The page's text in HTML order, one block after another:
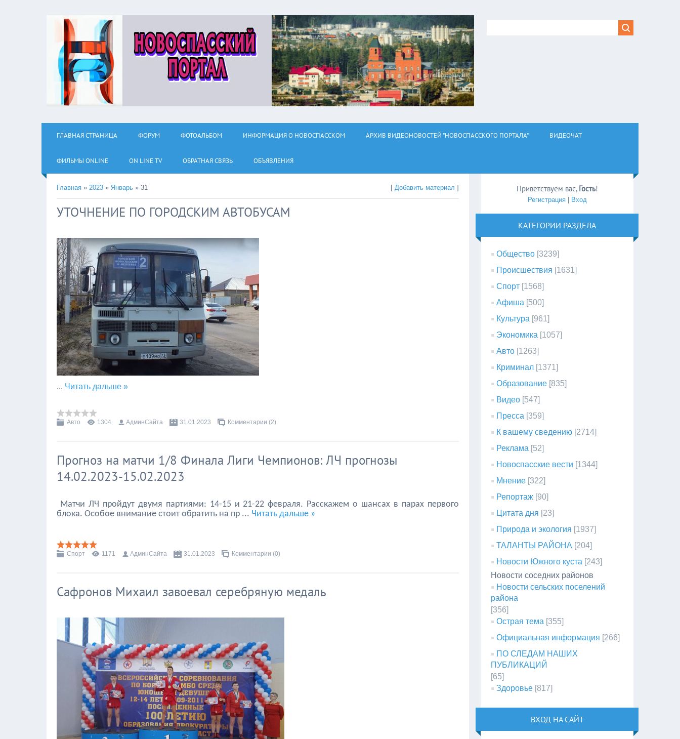
ГЛАВНАЯ СТРАНИЦА ФОРУМ ФОТОАЛЬБОМ ИНФОРМАЦИЯ О НОВОСПАССКОМ АРХИВ ВИДЕОНОВОСТЕЙ "НОВОСПАССКОГО ПОРТАЛА" ВИДЕОЧАТ
ФИЛЬМЫ ОNLINE ON LINE TV ОБРАТНАЯ СВЯЗЬ ОБЪЯВЛЕНИЯ
Главная » 2023 » Январь » 31 [Добавить материал ]
УТОЧНЕНИЕ ПО ГОРОДСКИМ АВТОБУСАМ
... Читать дальше »
Авто 1304 АдминСайта 31.01.2023 Комментарии (2)
Прогноз на матчи 1/8 Финала Лиги Чемпионов: ЛЧ прогнозы
14.02.2023-15.02.2023
Матчи ЛЧ пройдут двумя партиями: 14-15 и 21-22 февраля. Расскажем о шансах в парах первого
блока. Особое внимание стоит обратить на пр ... Читать дальше »
Спорт 1171 АдминСайта 31.01.2023 Комментарии (0)
Сафронов Михаил завоевал серебряную медаль
Приветствуем вас, Гость!
Регистрация| Вход
КАТЕГОРИИ РАЗДЕЛА
Общество [3239]
Происшествия [1631]
Спорт [1568]
Афиша [500]
Культура [961]
Экономика [1057]
Авто [1263]
Криминал [1371]
Образование [835]
Видео [547]
Пресса [359]
К вашему сведению [2714]
Реклама [52]
Новоспасские вести [1344]
Мнение [322]
Репортаж [90]
Цитата дня [23]
Природа и экология [1937]
ТАЛАНТЫ РАЙОНА [204]
Новости Южного куста [243]
Новости соседних районов
Новости сельских поселений
района
[356]
Острая тема [355]
Официальная информация [266]
ПО СЛЕДАМ НАШИХ
ПУБЛИКАЦИЙ
[65]
Здоровье [817]
ВХОД НА САЙТ